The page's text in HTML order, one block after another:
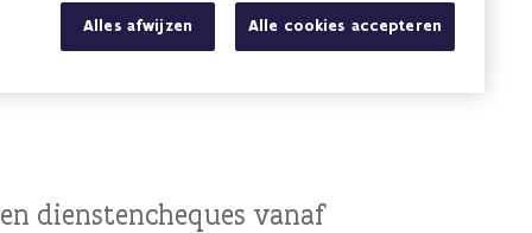
dienstencheques vanaf
Alles afwijzen Alle cookies accepteren